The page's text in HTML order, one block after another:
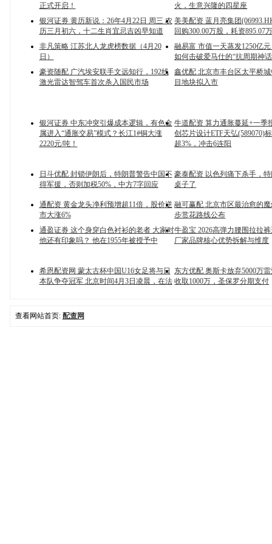
正式开启！
火，生意兴隆的四星座
银河证券 黄历新说：26年4月22日 周三 农
历三月初六，十二生肖宜忌吉凶早知道
美美配资 蓝月亮集团
回购300.00万股，耗资895.07
非凡策略 江苏北人龙虎榜数据（4月20
日）
融易富 市值一天蒸发1250亿
如何击破爱马仕的“抗周期神
豪资随配 广汽埃安联手文远知行，192线
激光雷达智驾车首次杀入国民市场
鑫优配 北京市丰台区太平桥
目地块拟入市
银河证券 中东冲突引爆成本逻辑，有色金
属进入“通胀交易”模式？长江1#铜大涨
2220元/吨！
牛道配资 算力通胀蔓延+一季
创芯片设计ETF天弘(589070)
超3%，冲击6连阳
日斗优配 封锁伊朗后，特朗普警告中国不
得军援，否则加税50%，中方7字回应
豪泰配资 以色列痛下杀手，
桌子了
通配资 黄金龙头净利预增超11倍，股价逆
市大涨6%
融可赢配 北京市区最治愈的
步赏花路线公布
通盈证券 这个身穿白色衬衫的老者 大家对
他还有印象吗？ 他在1955年被授予中
牛盈宝 2026高弹力腰围拉拉
厂家品牌核心优势拆解与维度
希恩配资网 蒙太古杯中国U16女足将与日
本队争夺冠军 北京时间4月3日凌晨，在法
东方优配 奥斯卡放弃5000万
收取1000万，圣保罗分期支付
查看网站首页: 配查网